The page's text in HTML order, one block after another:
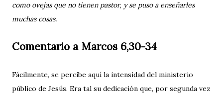
como ovejas que no tienen pastor, y se puso a enseñarles
muchas cosas.
Comentario a Marcos 6,30-34
Fácilmente, se percibe aquí la intensidad del ministerio
público de Jesús. Era tal su dedicación que, por segunda vez